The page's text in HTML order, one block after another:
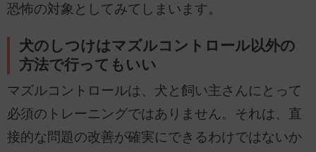
恐怖の対象としてみてしまいます。
犬のしつけはマズルコントロール以外の
方法で行ってもいい
マズルコントロールは、犬と飼い主さんにとって
必須のトレーニングではありません。それは、直
接的な問題の改善が確実にできるわけではないか